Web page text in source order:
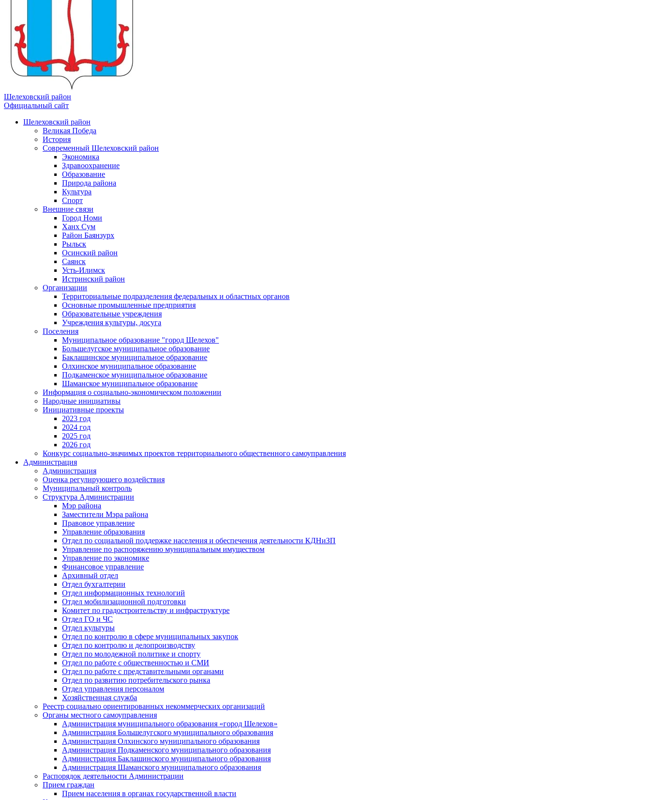
Шелеховский район
Официальный сайт
Шелеховский район
Великая Победа
История
Современный Шелеховский район
Экономика
Здравоохранение
Образование
Природа района
Культура
Спорт
Внешние связи
Город Номи
Ханх Сум
Район Баянзурх
Рыльск
Осинский район
Саянск
Усть-Илимск
Истринский район
Организации
Территориальные подразделения федеральных и областных органов
Основные промышленные предприятия
Образовательные учреждения
Учреждения культуры, досуга
Поселения
Муниципальное образование "город Шелехов"
Большелугское муниципальное образование
Баклашинское муниципальное образование
Олхинское муниципальное образование
Подкаменское муниципальное образование
Шаманское муниципальное образование
Информация о социально-экономическом положении
Народные инициативы
Инициативные проекты
2023 год
2024 год
2025 год
2026 год
Конкурс социально-значимых проектов территориального общественного самоуправления
Администрация
Администрация
Оценка регулирующего воздействия
Муниципальный контроль
Структура Администрации
Мэр района
Заместители Мэра района
Правовое управление
Управление образования
Отдел по социальной поддержке населения и обеспечения деятельности КДНиЗП
Управление по распоряжению муниципальным имуществом
Управление по экономике
Финансовое управление
Архивный отдел
Отдел бухгалтерии
Отдел информационных технологий
Отдел мобилизационной подготовки
Комитет по градостроительству и инфраструктуре
Отдел ГО и ЧС
Отдел культуры
Отдел по контролю в сфере муниципальных закупок
Отдел по контролю и делопроизводству
Отдел по молодежной политике и спорту
Отдел по работе с общественностью и СМИ
Отдел по работе с представительными органами
Отдел по развитию потребительского рынка
Отдел управления персоналом
Хозяйственная служба
Реестр социально ориентированных некоммерческих организаций
Органы местного самоуправления
Администрация муниципального образования «город Шелехов»
Администрация Большелугского муниципального образования
Администрация Олхинского муниципального образования
Администрация Подкаменского муниципального образования
Администрация Баклашинского муниципального образования
Администрация Шаманского муниципального образования
Распорядок деятельности Администрации
Прием граждан
Прием населения в органах государственной власти